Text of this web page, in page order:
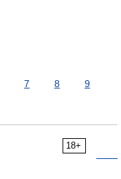
7 8
9
18+